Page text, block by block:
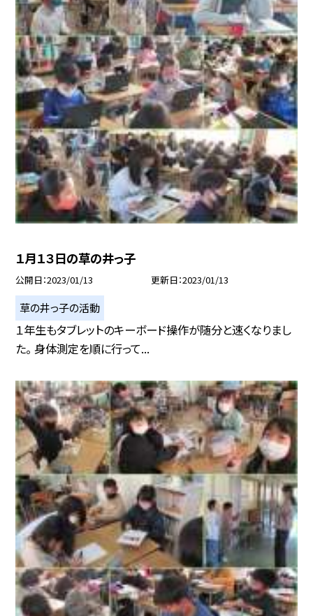
１月１３日の草の井っ子
公開日 2023/01/13 更新日 2023/01/13
草の井っ子の活動
１年生もタブレットのキーボード操作が随分と速くなりまし
た。 身体測定を順に行って...